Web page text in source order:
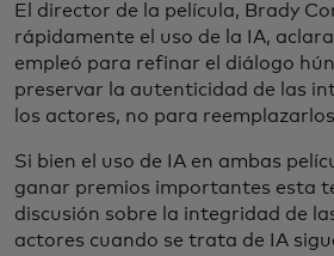
El director de la película, Brady
rápidamente el uso de la IA,
empleó para refinar el diálogo
preservar la autenticidad de las
los actores, no para
Si bien el uso de IA en ambas
ganar premios importantes esta
discusión sobre la integridad de
actores cuando se trata de IA